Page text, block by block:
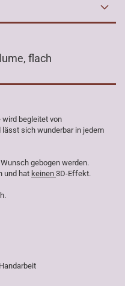
flach
wird begleitet von
sich wunderbar in jedem
gebogen werden.
und hat keinen 3D-Effekt.